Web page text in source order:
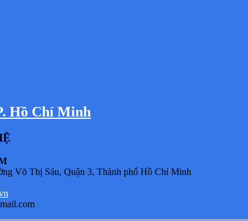
Hồ Chí Minh
Võ Thị Sáu, Quận 3, Thành phố Hồ Chí Minh